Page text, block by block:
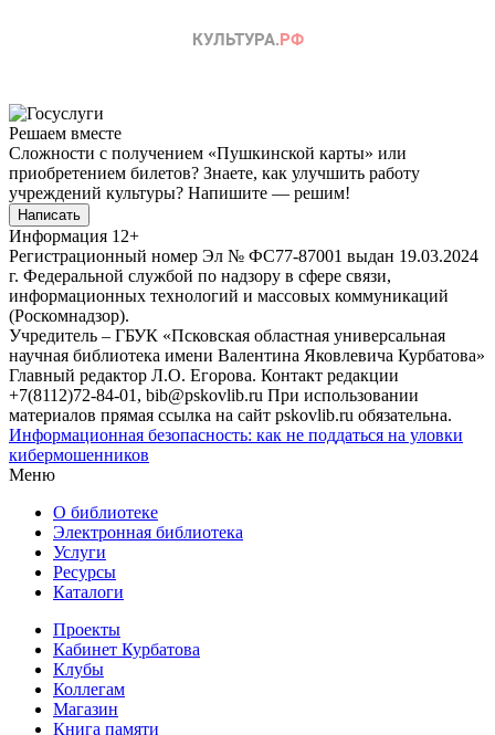
Решаем вместе
Сложности с получением «Пушкинской карты» или
приобретением билетов? Знаете, как улучшить работу
учреждений культуры? Напишите — решим!
Написать
Информация 12+
Регистрационный номер Эл № ФС77-87001 выдан 19.03.2024
г. Федеральной службой по надзору в сфере связи,
информационных технологий и массовых коммуникаций
(Роскомнадзор).
Учредитель – ГБУК «Псковская областная универсальная
научная библиотека имени Валентина Яковлевича Курбатова»
Главный редактор Л.О. Егорова. Контакт редакции
+7(8112)72-84-01, bib@pskovlib.ru При использовании
материалов прямая ссылка на сайт pskovlib.ru обязательна.
Информационная безопасность: как не поддаться на уловки
кибермошенников
Меню
О библиотеке
Электронная библиотека
Услуги
Ресурсы
Каталоги
Проекты
Кабинет Курбатова
Клубы
Коллегам
Магазин
Книга памяти